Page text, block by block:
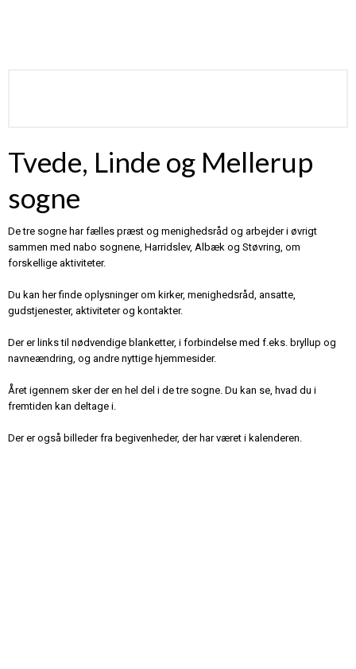
Tvede, Linde og Mellerup
sogne​
De tre sogne har fælles præst og menighedsråd og arbejder i øvrigt
sammen med nabo sognene, Harridslev, Albæk og Støvring, om
forskellige aktiviteter.
Du kan her finde oplysninger om kirker, menighedsråd, ansatte,
gudstjenester, aktiviteter og kontakter.
Der er links til nødvendige blanketter, i forbindelse med f.eks. bryllup og
navneændring, og andre nyttige hjemmesider.
Året igennem sker der en hel del i de tre sogne. Du kan se, hvad du i
fremtiden kan deltage i.
Der er også billeder fra begivenheder, der har været i kalenderen.